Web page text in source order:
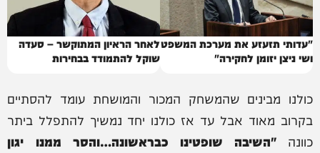
"עדותי תזעזע את מערכת המשפט
ושי ניצן יזומן לחקירה"
לאחר הראיון המתוקשר – סעדה
שוקל להתמודד בבחירות
כולנו מבינים שהמשחק המכור והמושחת עומד להסתיים
בקרוב מאוד אבל עד אז כולנו יחד נמשיך להתפלל ביתר
כוונה "השיבה שופטינו כבראשונה…והסר ממנו יגון